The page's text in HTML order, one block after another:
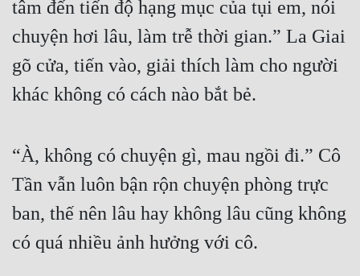
tâm đến tiến độ hạng mục của tụi em, nói
chuyện hơi lâu, làm trễ thời gian.” La Giai
gõ cửa, tiến vào, giải thích làm cho người
khác không có cách nào bắt bẻ.
“À, không có chuyện gì, mau ngồi đi.” Cô
Tần vẫn luôn bận rộn chuyện phòng trực
ban, thế nên lâu hay không lâu cũng không
có quá nhiều ảnh hưởng với cô.